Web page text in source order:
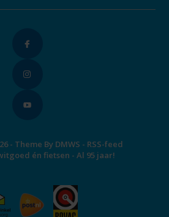
- Theme By DMWS - RSS-feed
én fietsen - Al 95 jaar!